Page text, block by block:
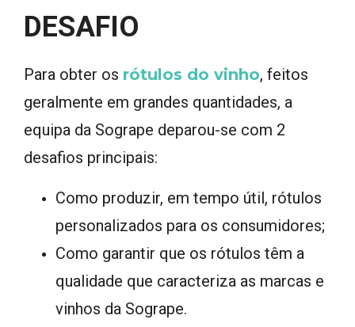
DESAFIO
Para obter os rótulos do vinho, feitos
geralmente em grandes quantidades, a
equipa da Sogrape deparou-se com 2
desafios principais:
Como produzir, em tempo útil, rótulos
personalizados para os consumidores;
Como garantir que os rótulos têm a
qualidade que caracteriza as marcas e
vinhos da Sogrape.